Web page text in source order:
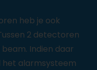
heb je ook
2 detectoren
Indien daar
het alarmsysteem